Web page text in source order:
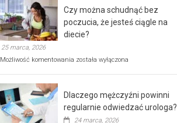
bezpłatna
akcja
profilaktyczna
w
już
kwietnia!
Czy można schudnąć bez
poczucia, że jesteś ciągle na
diecie?
25 marca, 2026
Możliwość komentowania Czy
poczucia,
że
została wyłączona
Dlaczego mężczyźni powinni
regularnie odwiedzać urologa?
24 marca, 2026